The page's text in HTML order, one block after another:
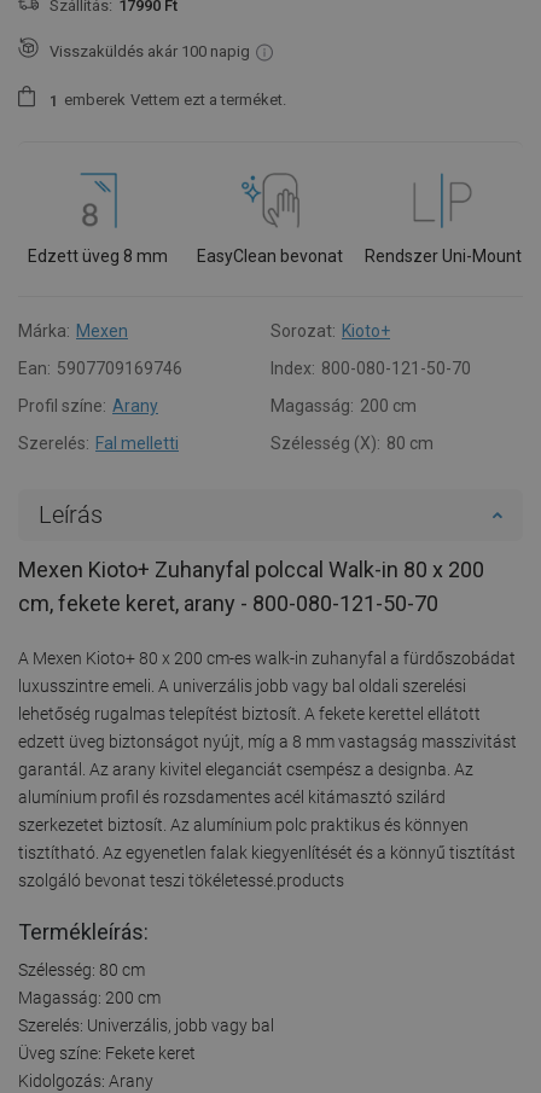
Szállítás: 17990 Ft
Visszaküldés akár 100 napig
1 emberek Vettem ezt a terméket.
Edzett üveg 8 mm EasyClean bevonat Rendszer Uni-Mount
Márka: Mexen Sorozat: Kioto+
Ean: 5907709169746 Index: 800-080-121-50-70
Profil színe: Arany Magasság: 200 cm
Szerelés: Fal melletti Szélesség (X): 80 cm
Leírás
Mexen Kioto+ Zuhanyfal polccal Walk-in 80 x 200
cm, fekete keret, arany - 800-080-121-50-70
A Mexen Kioto+ 80 x 200 cm-es walk-in zuhanyfal a fürdőszobádat
luxusszintre emeli. A univerzális jobb vagy bal oldali szerelési
lehetőség rugalmas telepítést biztosít. A fekete kerettel ellátott
edzett üveg biztonságot nyújt, míg a 8 mm vastagság masszivitást
garantál. Az arany kivitel eleganciát csempész a designba. Az
alumínium profil és rozsdamentes acél kitámasztó szilárd
szerkezetet biztosít. Az alumínium polc praktikus és könnyen
tisztítható. Az egyenetlen falak kiegyenlítését és a könnyű tisztítást
szolgáló bevonat teszi tökéletessé.products
Termékleírás:
Szélesség: 80 cm
Magasság: 200 cm
Szerelés: Univerzális, jobb vagy bal
Üveg színe: Fekete keret
Kidolgozás: Arany